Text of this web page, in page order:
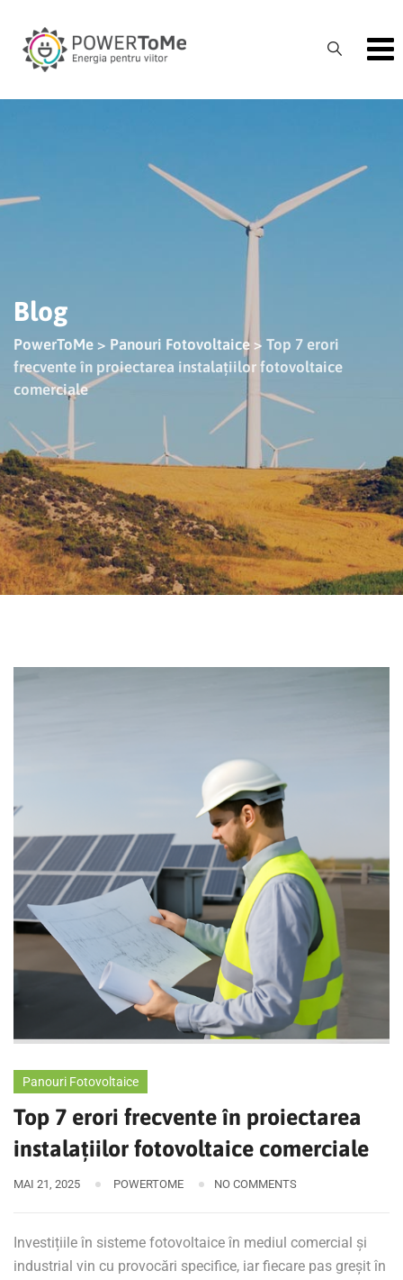
content
Blog
PowerToMe > Panouri Fotovoltaice > Top 7 erori
frecvente în proiectarea instalațiilor fotovoltaice
comerciale
Panouri Fotovoltaice
Top 7 erori frecvente în proiectarea
instalațiilor fotovoltaice comerciale
MAI 21, 2025 POWERTOME NO COMMENTS
Investițiile în sisteme fotovoltaice în mediul comercial și
industrial vin cu provocări specifice, iar fiecare pas greșit în